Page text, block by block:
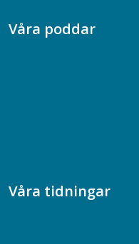
Våra poddar
Våra tidningar